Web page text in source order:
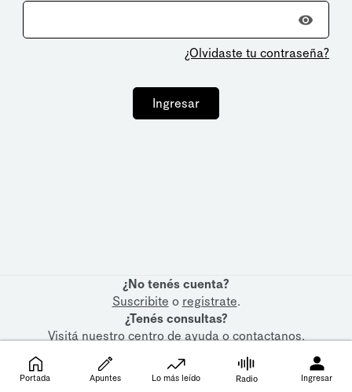
¿Olvidaste tu contraseña?
Ingresar
¿No tenés cuenta?
Suscribite o registrate.
¿Tenés consultas?
Visitá nuestrocentro de ayudaocontactanos.
Portada Apuntes Lo más leído Radio Ingresar